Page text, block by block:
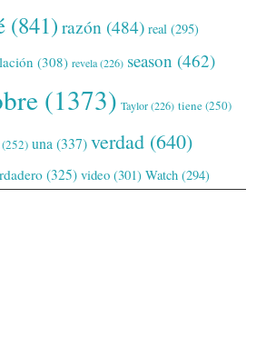
(841) razón (484) real (295)
(308) revela(226) season (462)
(1373) Taylor(226) tiene(250)
(252) una (337) verdad (640)
(325) video (301) Watch (294)